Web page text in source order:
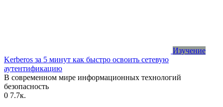
Изучение
Kerberos за 5 минут как быстро освоить сетевую
аутентификацию
В современном мире информационных технологий
безопасность
0 7.7к.